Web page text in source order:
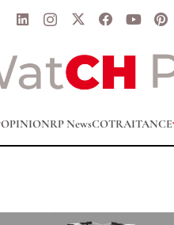
OPINIONRP NewsCOTRAITANCE